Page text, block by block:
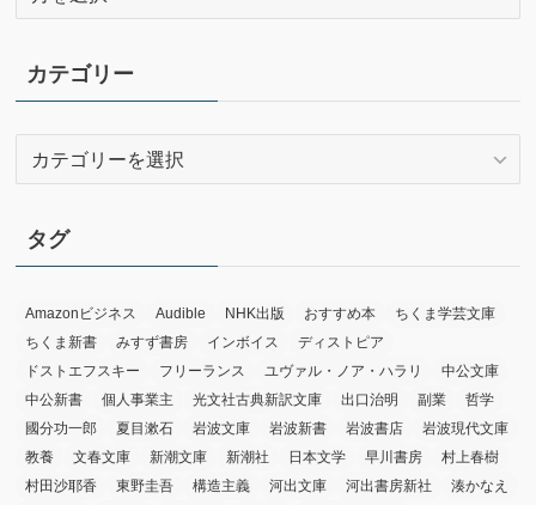
イ
ブ
カテゴリー
リ
ー
タグ
Amazonビジネス Audible NHK出版 おすすめ本
ちくま学芸文庫
ちくま新書
みすず書房 インボイス
ディストピア
ドストエフスキー
フリーランス ユヴァル・ノア・ハラリ
中公文庫
中公新書
個人事業主 光文社古典新訳文庫 出口治明 副業
哲学
國分功一郎
夏目漱石 岩波文庫 岩波新書 岩波書店
岩波現代文庫
教養
文春文庫 新潮文庫 新潮社 日本文学 早川書房
村上春樹
村田沙耶香
東野圭吾 構造主義 河出文庫 河出書房新社 湊かなえ